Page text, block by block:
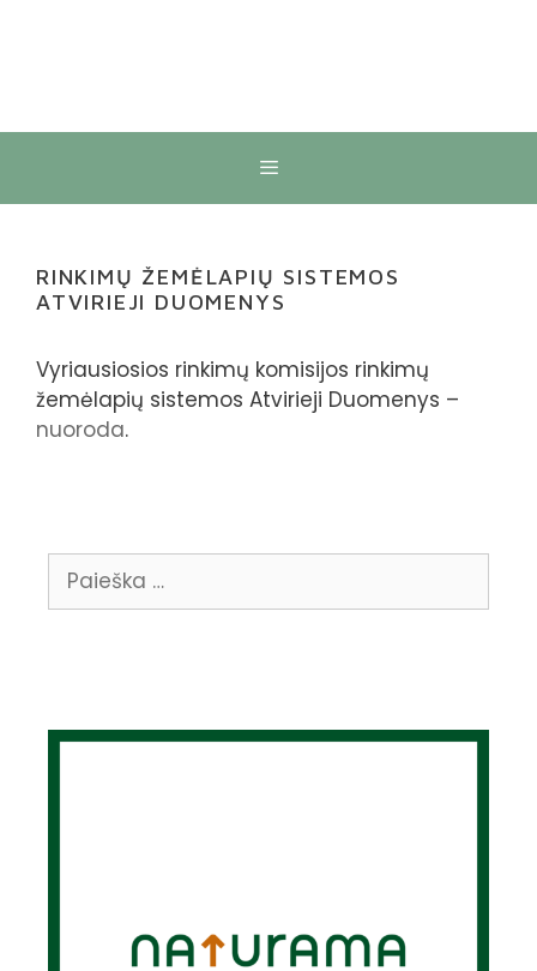
RINKIMŲ ŽEMĖLAPIŲ SISTEMOS
ATVIRIEJI DUOMENYS
Vyriausiosios rinkimų komisijos rinkimų
žemėlapių sistemos Atvirieji Duomenys –
nuoroda.
Ieškoti: